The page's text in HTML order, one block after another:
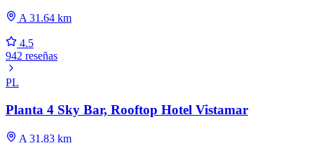
A 31.64 km
4.5
942 reseñas
PL
Planta 4 Sky Bar, Rooftop Hotel Vistamar
A 31.83 km